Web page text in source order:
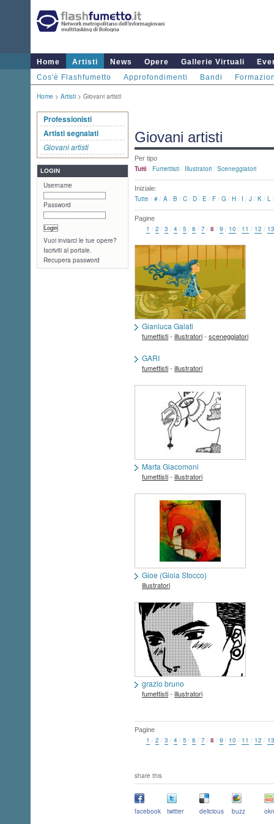
Home Artisti News Opere Gallerie Virtuali
Cos'è Flashfumetto
Approfondimenti Bandi
Home > Artisti > Giovani artisti
Professionisti
Artisti segnalati
Giovani artisti
LOGIN
Username
Password
Vuoi inviarci le tue opere?
Iscriviti al portale.
Recupera password
Giovani artisti
Per tipo
Tutti / Fumettisti / Illustratori / Sceneggiatori
Iniziale:
Tutte / # / A / B / C / D / E / F / G / H / I / J / K / L
Pagine
1 / 2 / 3 / 4 / 5 / 6 / 7 / 8 / 9 / 10 / 11 / 12 / 13
Gianluca Galati
fumettisti-illustratori-sceneggiatori
GARI
fumettisti-illustratori
Marta Giacomoni
fumettisti-illustratori
Gioe (Gioia Stocco)
illustratori
grazio bruno
fumettisti-illustratori
Pagine
1 / 2 / 3 / 4 / 5 / 6 / 7 / 8 / 9 / 10 / 11 / 12 / 13
share this
facebook twitter delicious buzz